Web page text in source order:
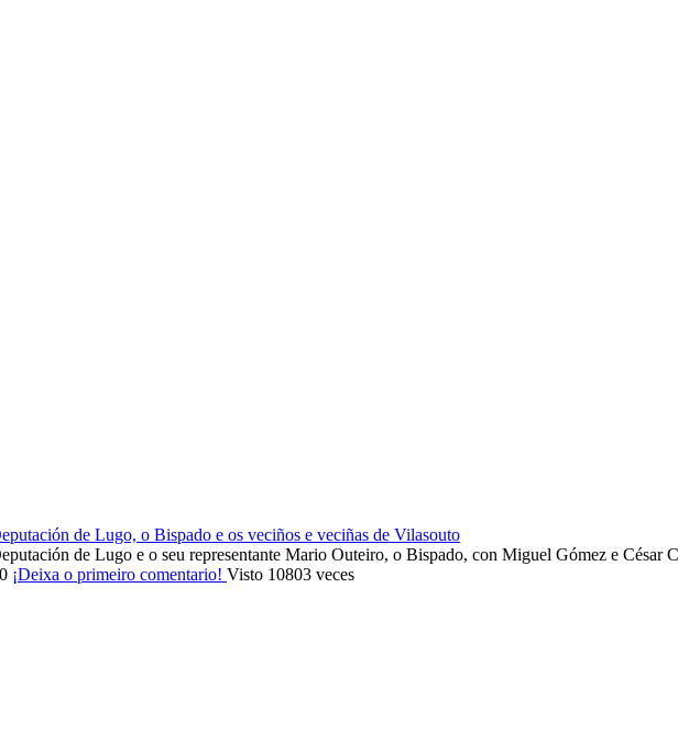
de Lugo, o Bispado e os veciños e veciñas de Vilasouto
de Lugo e o seu representante Mario Outeiro, o Bispado, con Miguel Gómez e César
¡Deixa o primeiro comentario! Visto 10803 veces